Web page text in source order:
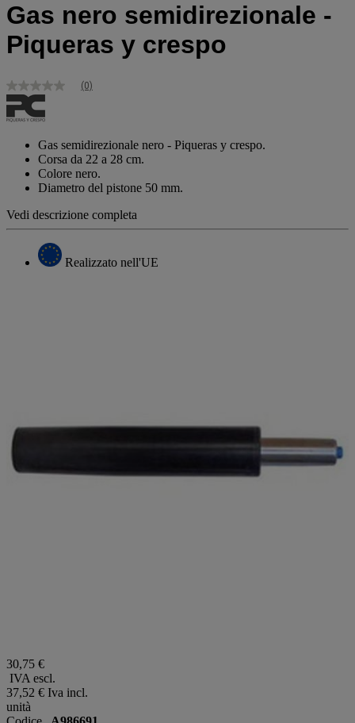
Gas nero semidirezionale -
Piqueras y crespo
Nessuna
valutazione
Stesso
pagina.
(0)
Gas semidirezionale nero - Piqueras y crespo.
Corsa da 22 a 28 cm.
Colore nero.
Diametro del pistone 50 mm.
Vedi descrizione completa
Realizzato nell'UE
30,75 €
IVA escl.
37,52 € Iva incl.
unità